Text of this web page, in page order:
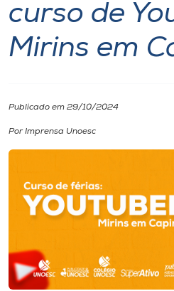
Atendimento ao Estudante
Portal de Ensino
I.nova
Cultura
curso de
Mirins em
Publicado em 29/10/2024
Por Imprensa Unoesc